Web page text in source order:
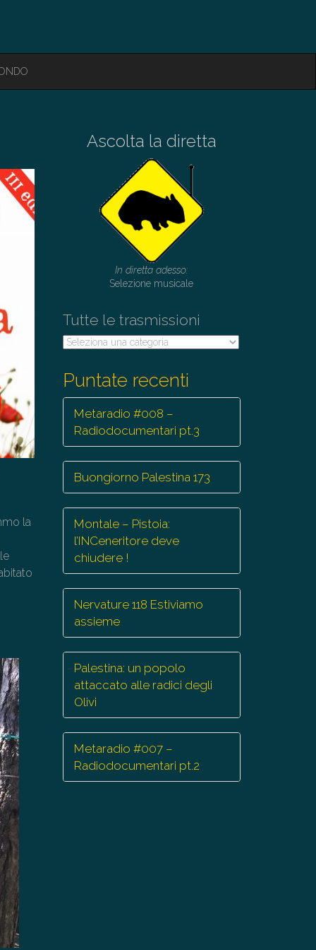
la
Ascolta la diretta
In diretta adesso:
Selezione musicale
Tutte le trasmissioni
Tutte
Puntate recenti
Metaradio #008 –
Radiodocumentari pt.3
Buongiorno Palestina 173
Montale – Pistoia:
l’INCeneritore deve
chiudere !
Nervature 118 Estiviamo
assieme
Palestina: un popolo
attaccato alle radici degli
Olivi
Metaradio #007 –
Radiodocumentari pt.2